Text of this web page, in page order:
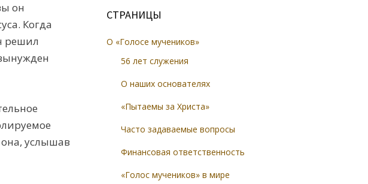
он
Когда
решил
она, услышав
СТРАНИЦЫ
О «Голосе мучеников»
56 лет служения
О наших основателях
«Пытаемы за Христа»
Часто задаваемые вопросы
Финансовая ответственность
«Голос мучеников» в мире